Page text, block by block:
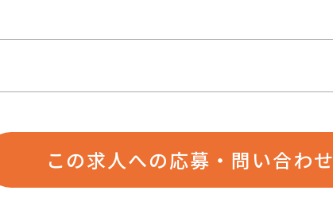
この求人への応募・問い合わせ